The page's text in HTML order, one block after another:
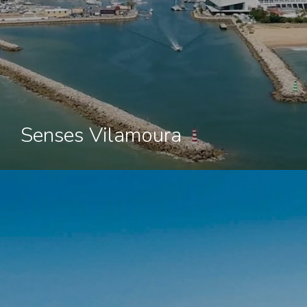
Senses Vilamoura